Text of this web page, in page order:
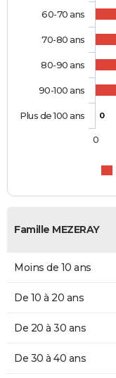
0
60-70 ans
70-80 ans
80-90 ans
90-100 ans
Plus de 100 ans
0
Famille MEZERAY
Moins de 10 ans
De 10 à 20 ans
De 20 à 30 ans
De 30 à 40 ans